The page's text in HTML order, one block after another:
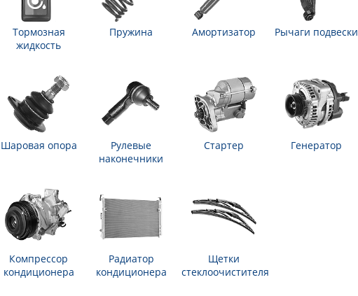
Тормозная
жидкость
Пружина Амортизатор Рычаги подвески
Шаровая опора
Рулевые
наконечники
Стартер Генератор
Компрессор
кондиционера
Радиатор
кондиционера
Щетки
стеклоочистителя